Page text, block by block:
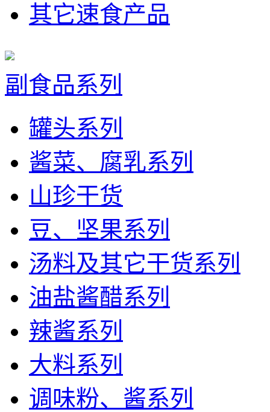
其它速食产品
副食品系列
罐头系列
酱菜、腐乳系列
山珍干货
豆、坚果系列
汤料及其它干货系列
油盐酱醋系列
辣酱系列
大料系列
调味粉、酱系列